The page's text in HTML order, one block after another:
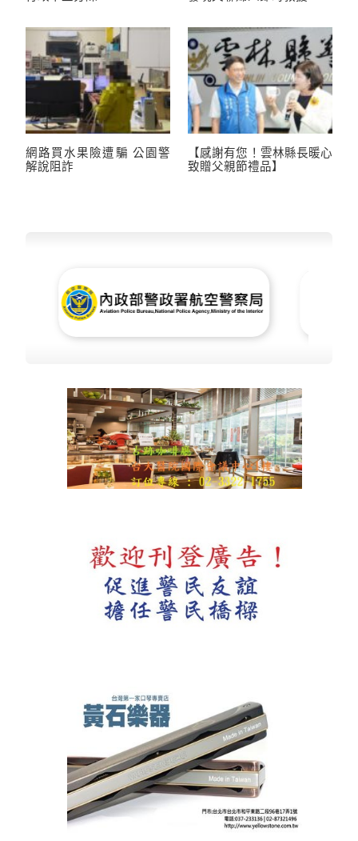
網路買水果險遭騙 公園警
解說阻詐
【感謝有您！雲林縣長暖心
致贈父親節禮品】